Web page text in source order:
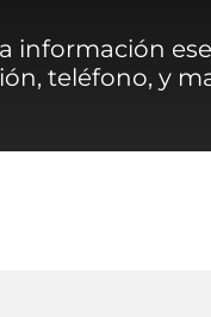
información
teléfono, y